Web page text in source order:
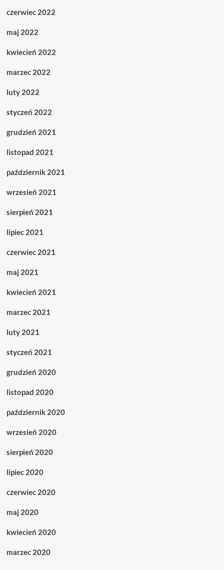
czerwiec 2022
maj 2022
kwiecień 2022
marzec 2022
luty 2022
styczeń 2022
grudzień 2021
listopad 2021
październik 2021
wrzesień 2021
sierpień 2021
lipiec 2021
czerwiec 2021
maj 2021
kwiecień 2021
marzec 2021
luty 2021
styczeń 2021
grudzień 2020
listopad 2020
październik 2020
wrzesień 2020
sierpień 2020
lipiec 2020
czerwiec 2020
maj 2020
kwiecień 2020
marzec 2020